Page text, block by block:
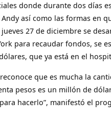
donde durante dos días
así como las formas en
27 de diciembre se
para recaudar fondos, se
que ya está en el
que es mucha la
pesos es un millón de
hacerlo”, manifestó el